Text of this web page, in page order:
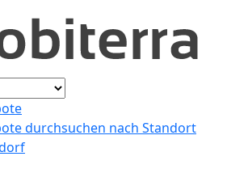
durchsuchen nach Standort